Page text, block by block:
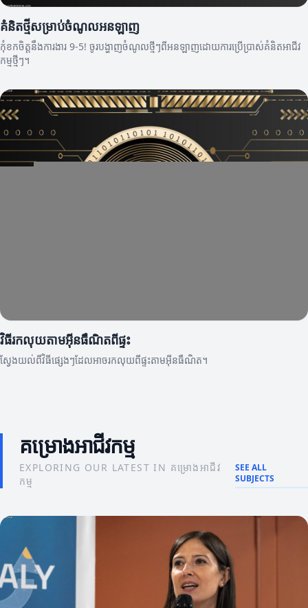
គំនិតថ្មីសម្រាប់ចំណូលអនឡាញ
កុំខកចិត្តនឹងការងារ 9-5! ចូរបង្ហាញចំណូលថ្មីៗពីអនឡាញដោយការប្រើប្រាស់គំនិតអាជីវ
កម្មថ្មីៗ។
វិធីរកលុយតាមអ៊ីនធឺណិតពីផ្ទះ
ស្វែងយល់ពីវិធីផ្សេងៗដែលអាចរកលុយពីផ្ទះតាមអ៊ីនធឺណិត។
គម្រោងអាជីវកម្ម
EXPLORING OUR LATEST IN គម្រោងអាជីវ
កម្ម
SEE ALL
SUBJECTS